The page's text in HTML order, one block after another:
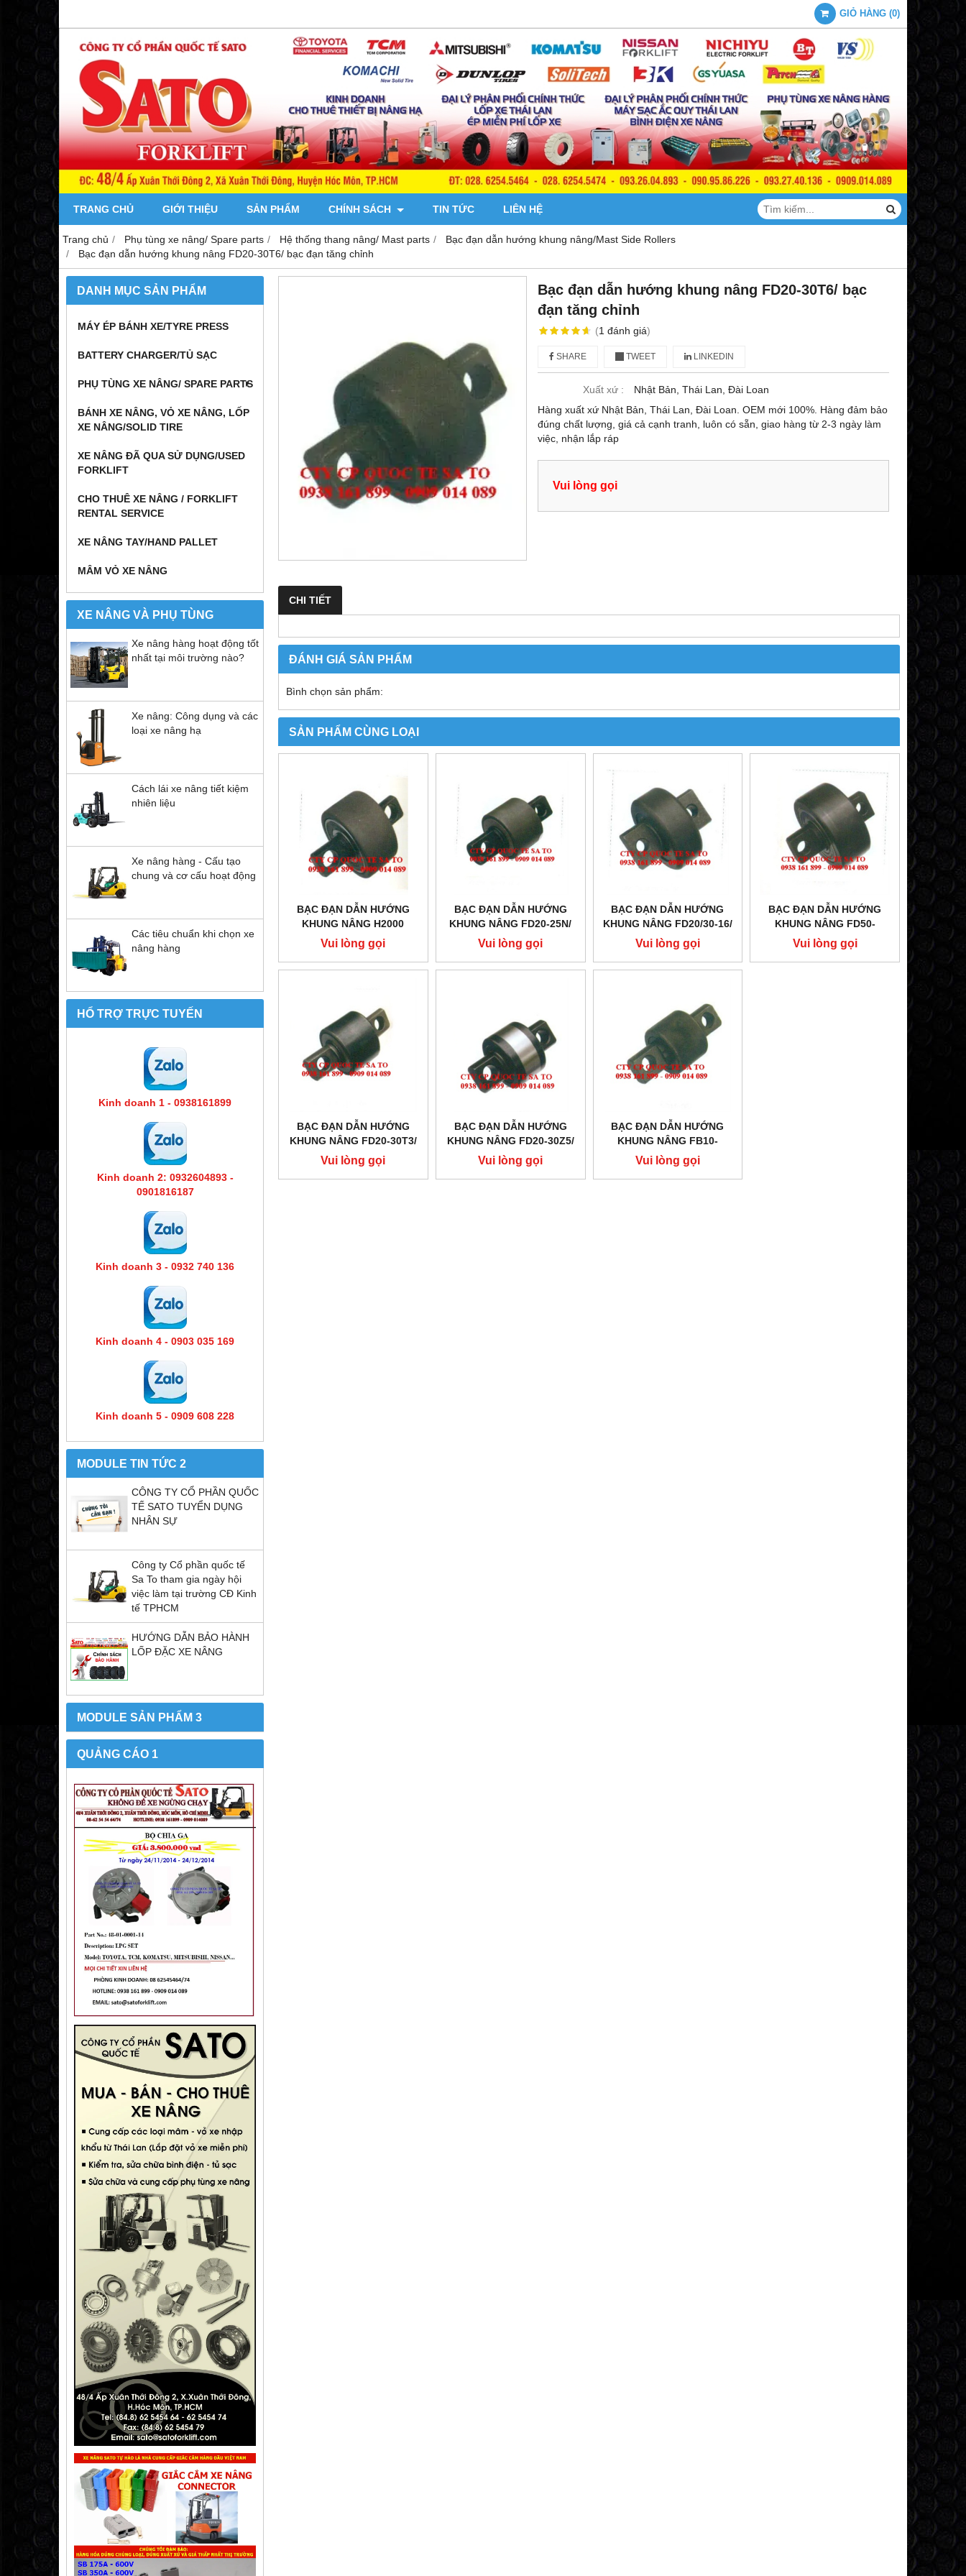
GIỎ HÀNG (0)
TRANG CHỦ GIỚI THIỆU SẢN PHẨM CHÍNH SÁCH TIN TỨC LIÊN HỆ
Trang chủ Phụ tùng xe nâng/ Spare parts Hệ thống thang nâng/ Mast parts
Bạc đạn dẫn hướng khung nâng/Mast Side Rollers
Bạc đạn dẫn hướng khung nâng FD20-30T6/ bạc đạn tăng chỉnh
DANH MỤC SẢN PHẨM
MÁY ÉP BÁNH XE/TYRE PRESS
BATTERY CHARGER/TỦ SẠC
PHỤ TÙNG XE NÂNG/ SPARE PARTS
BÁNH XE NÂNG, VỎ XE NÂNG, LỐP
XE NÂNG/SOLID TIRE
XE NÂNG ĐÃ QUA SỬ DỤNG/USED
FORKLIFT
CHO THUÊ XE NÂNG / FORKLIFT
RENTAL SERVICE
XE NÂNG TAY/HAND PALLET
MÂM VỎ XE NÂNG
XE NÂNG VÀ PHỤ TÙNG
Xe nâng hàng hoạt động tốt
nhất tại môi trường nào?
Xe nâng: Công dụng và các
loại xe nâng hạ
Cách lái xe nâng tiết kiệm
nhiên liệu
Xe nâng hàng - Cấu tạo
chung và cơ cấu hoạt động
Các tiêu chuẩn khi chọn xe
nâng hàng
HỔ TRỢ TRỰC TUYẾN
Kinh doanh 1 - 0938161899
Kinh doanh 2: 0932604893 -
0901816187
Kinh doanh 3 - 0932 740 136
Kinh doanh 4 - 0903 035 169
Kinh doanh 5 - 0909 608 228
MODULE TIN TỨC 2
CÔNG TY CỔ PHẦN QUỐC
TẾ SATO TUYỂN DỤNG
NHÂN SỰ
Công ty Cổ phần quốc tế
Sa To tham gia ngày hội
việc làm tại trường CĐ Kinh
tế TPHCM
HƯỚNG DẪN BẢO HÀNH
LỐP ĐẶC XE NÂNG
MODULE SẢN PHẨM 3
QUẢNG CÁO 1
Bạc đạn dẫn hướng khung nâng FD20-30T6/ bạc
đạn tăng chỉnh
(1 đánh giá)
SHARE TWEET LINKEDIN
Xuất xứ :
Nhật Bản, Thái Lan, Đài Loan
Hàng xuất xứ Nhật Bản, Thái Lan, Đài Loan. OEM mới 100%. Hàng đảm bảo
đúng chất lượng, giá cả cạnh tranh, luôn có sẵn, giao hàng từ 2-3 ngày làm
việc, nhận lắp ráp
Vui lòng gọi
CHI TIẾT
ĐÁNH GIÁ SẢN PHẨM
Bình chọn sản phẩm:
SẢN PHẨM CÙNG LOẠI
BẠC ĐẠN DẪN HƯỚNG
KHUNG NÂNG H2000
SERIES 2-3T
Vui lòng gọi
BẠC ĐẠN DẪN HƯỚNG
KHUNG NÂNG FD20-25N/
BẠC ĐẠN TĂNG CHỈNH
Vui lòng gọi
BẠC ĐẠN DẪN HƯỚNG
KHUNG NÂNG FD20/30-16/
BẠC ĐẠN TĂNG CHỈNH
Vui lòng gọi
BẠC ĐẠN DẪN HƯỚNG
KHUNG NÂNG FD50-
100Z7/Z8/ BẠC ĐẠN TĂNG
CHỈNH
Vui lòng gọi
BẠC ĐẠN DẪN HƯỚNG
KHUNG NÂNG FD20-30T3/
BẠC ĐẠN TĂNG CHỈNH
Vui lòng gọi
BẠC ĐẠN DẪN HƯỚNG
KHUNG NÂNG FD20-30Z5/
BẠC ĐẠN TĂNG CHỈNH
Vui lòng gọi
BẠC ĐẠN DẪN HƯỚNG
KHUNG NÂNG FB10-
18/-6,-7 FD10-18T12/T19/
BẠC ĐẠN TĂNG CHỈNH
Vui lòng gọi